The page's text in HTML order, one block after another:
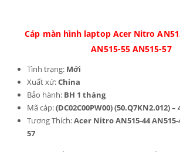
Cáp màn hình laptop Acer Nitro
AN515-55 AN515-57
Tình trạng: Mới
Xuất xứ:China
Bảo hành: BH 1 tháng
Mã cáp:(DC02C00PW00) (50.Q7KN2.012) –
Tương Thích:Acer Nitro AN515-44 AN515-
57